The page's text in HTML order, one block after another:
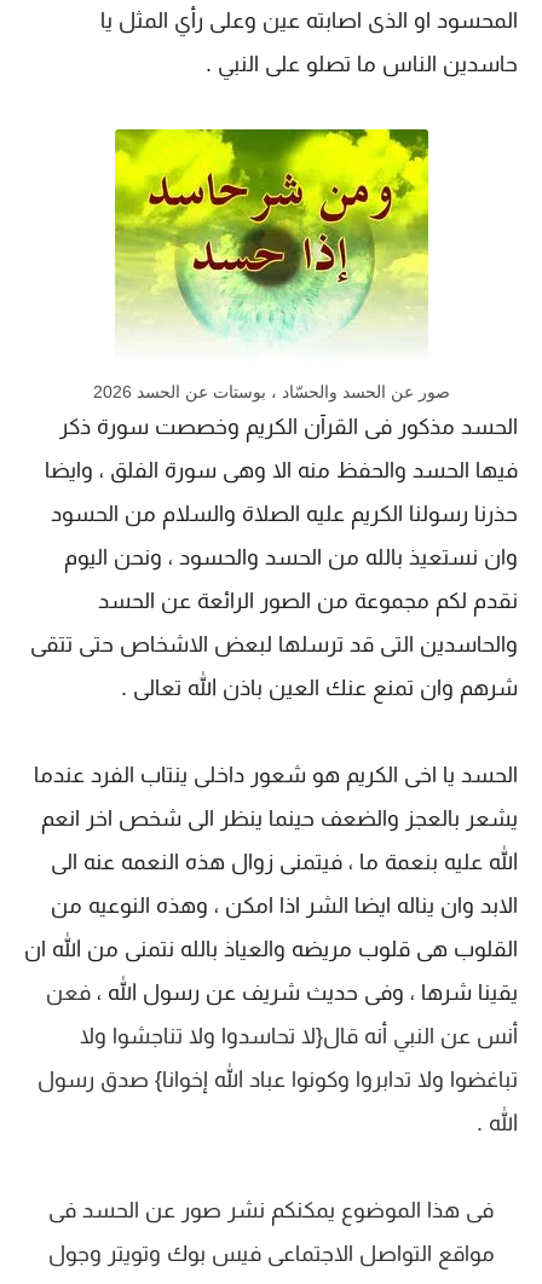
المحسود او الذى اصابته عين وعلى رأي المثل يا
حاسدين الناس ما تصلو على النبي .
صور عن الحسد والحسّاد ، بوستات عن الحسد 2026
الحسد مذكور فى القرآن الكريم وخصصت سورة ذكر
فيها الحسد والحفظ منه الا وهى سورة الفلق ، وايضا
حذرنا رسولنا الكريم عليه الصلاة والسلام من الحسود
وان نستعيذ بالله من الحسد والحسود ، ونحن اليوم
نقدم لكم مجموعة من الصور الرائعة عن الحسد
والحاسدين التى قد ترسلها لبعض الاشخاص حتى تتقى
شرهم وان تمنع عنك العين باذن الله تعالى .
الحسد يا اخى الكريم هو شعور داخلى ينتاب الفرد عندما
يشعر بالعجز والضعف حينما ينظر الى شخص اخر انعم
الله عليه بنعمة ما ، فيتمنى زوال هذه النعمه عنه الى
الابد وان يناله ايضا الشر اذا امكن ، وهذه النوعيه من
القلوب هى قلوب مريضه والعياذ بالله نتمنى من الله ان
يقينا شرها ، وفى حديث شريف عن رسول الله ، فعن
أنس عن النبي أنه قال{لا تحاسدوا ولا تناجشوا ولا
تباغضوا ولا تدابروا وكونوا عباد الله إخوانا} صدق رسول
الله .
فى هذا الموضوع يمكنكم نشر صور عن الحسد فى
مواقع التواصل الاجتماعى فيس بوك وتويتر وجول